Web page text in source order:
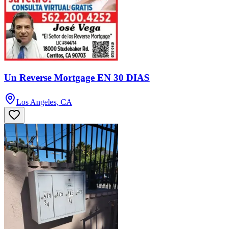
Un Reverse Mortgage EN 30 DIAS
Los Angeles, CA